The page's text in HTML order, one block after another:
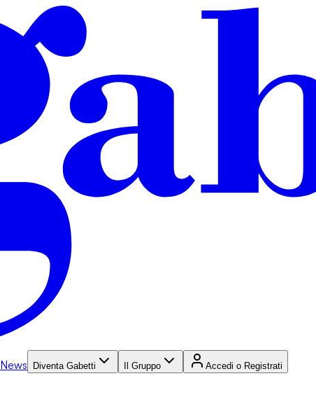
News Diventa Gabetti Il Gruppo Accedi o Registrati